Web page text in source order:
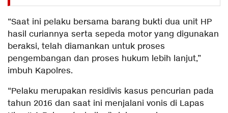
“Saat ini pelaku bersama barang bukti dua unit HP
hasil curiannya serta sepeda motor yang digunakan
beraksi, telah diamankan untuk proses
pengembangan dan proses hukum lebih lanjut,”
imbuh Kapolres.
“Pelaku merupakan residivis kasus pencurian pada
tahun 2016 dan saat ini menjalani vonis di Lapas